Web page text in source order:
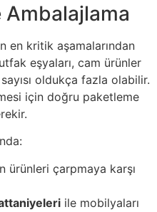
Ambalajlama
en kritik aşamalarından
eşyaları, cam ürünler
oldukça fazla olabilir.
için doğru paketleme
ürünleri çarpmaya karşı
ile mobilyaları